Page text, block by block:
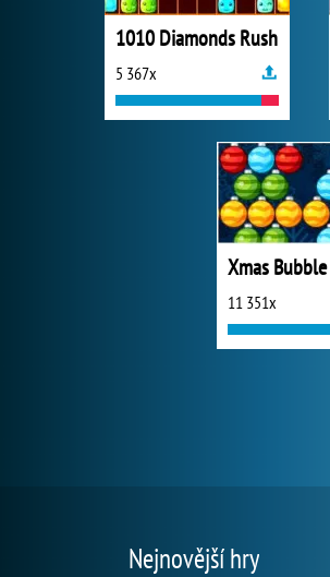
1010 Diamonds Rush
5 367x
Xmas
11 351x
Nejnovější hry